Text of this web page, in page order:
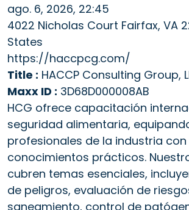
ago. 6, 2026, 22:45
4022 Nicholas Court Fairfax, VA
States
https://haccpcg.com/
Title : HACCP Consulting Group,
Maxx ID : 3D68D000008AB
HCG ofrece capacitación
seguridad alimentaria,
profesionales de la industria
conocimientos prácticos.
cubren temas esenciales,
de peligros, evaluación de
saneamiento, control de